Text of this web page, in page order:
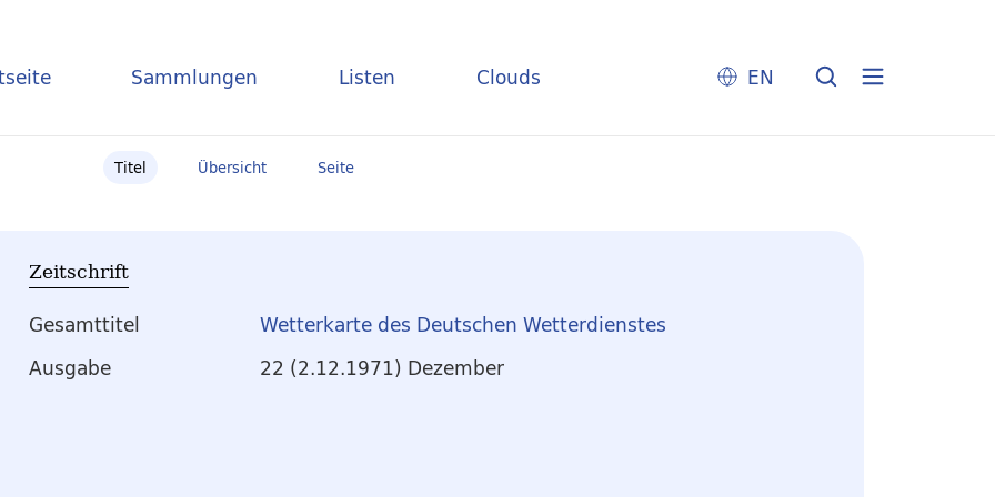
Sammlungen Listen Clouds EN
Titel Übersicht Seite
Zeitschrift
Gesamttitel
Wetterkarte des Deutschen Wetterdienstes
Ausgabe
22 (2.12.1971) Dezember